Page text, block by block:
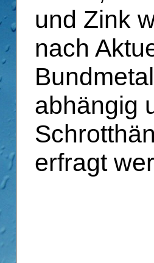
und Zink
nach
abhängig
erfragt